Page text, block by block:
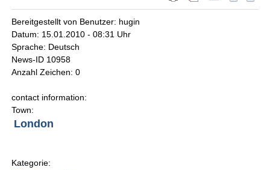
Bereitgestellt von Benutzer: hugin
Datum: 15.01.2010 - 08:31 Uhr
Sprache: Deutsch
News-ID 10958
Anzahl Zeichen: 0
contact information:
Town:
London
Kategorie: